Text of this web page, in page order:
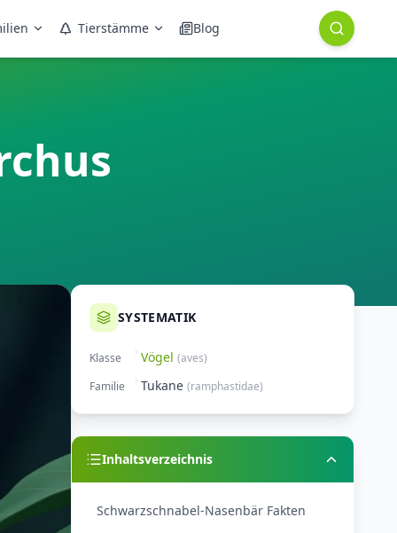
Tierstämme Blog
SYSTEMATIK
Klasse Vögel (aves)
Familie
Tukane (ramphastidae)
Inhaltsverzeichnis
Schwarzschnabel-Nasenbär Fakten